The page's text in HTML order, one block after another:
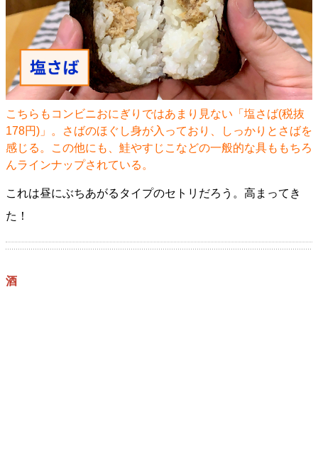
こちらもコンビニおにぎりではあまり見ない「塩さば(税抜
178円)」。さばのほぐし身が入っており、しっかりとさばを
感じる。この他にも、鮭やすじこなどの一般的な具ももちろ
んラインナップされている。
これは昼にぶちあがるタイプのセトリだろう。高まってき
た！
酒